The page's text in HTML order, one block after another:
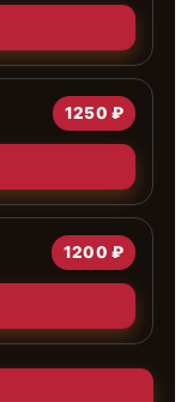
1250 ₽
1200 ₽